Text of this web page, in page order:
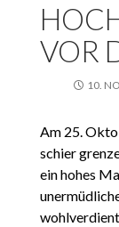
VOR
10.
Am 25.
schier
ein hohes